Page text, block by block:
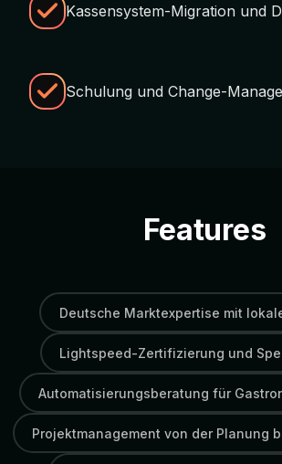
Kassensystem-Migration und
Schulung und Change-
Features
Deutsche Marktexpertise mit
Lightspeed-Zertifizierung und
Automatisierungsberatung für
Projektmanagement von der Planung